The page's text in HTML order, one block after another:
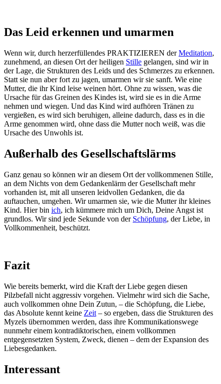
Das Leid erkennen und umarmen
Wenn wir, durch herzerfüllendes PRAKTIZIEREN derMeditation,
zunehmend, an diesen Ort der heiligen Stille gelangen, sind wir in
der Lage, die Strukturen des Leids und des Schmerzes zu erkennen.
Statt sie nun aber fort zu jagen, umarmen wir sie sanft. Wie eine
Mutter, die ihr Kind leise weinen hört. Ohne zu wissen, was die
Ursache für das Greinen des Kindes ist, wird sie es in die Arme
nehmen und wiegen. Und das Kind wird aufhören Tränen zu
vergießen, es wird sich beruhigen, alleine dadurch, dass es in die
Arme genommen wird, ohne dass die Mutter noch weiß, was die
Ursache des Unwohls ist.
Außerhalb des Gesellschaftslärms
Ganz genau so können wir an diesem Ort der vollkommenen Stille,
an dem Nichts von dem Gedankenlärm der Gesellschaft mehr
vorhanden ist, mit all unseren leidvollen Gedanken, die da
auftauchen, umgehen. Wir umarmen sie, wie die Mutter ihr kleines
Kind. Hier bin ich, ich kümmere mich um Dich, Deine Angst ist
grundlos. Wir sind jede Sekunde von der Schöpfung, der Liebe, in
Vollkommenheit, beschützt.
Fazit
Wie bereits bemerkt, wird die Kraft der Liebe gegen diesen
Pilzbefall nicht aggressiv vorgehen. Vielmehr wird sich die Sache,
auch vollkommen ohne Dein Zutun, – die Schöpfung, die Liebe,
das Absolute kennt keine Zeit – so ergeben, dass die Strukturen des
Myzels übernommen werden, dass ihre Kommunikationswege
nunmehr einem kontradiktorischen, einem vollkommen
entgegensetzten System, Zweck, dienen – dem der Expansion des
Liebesgedanken.
Interessant